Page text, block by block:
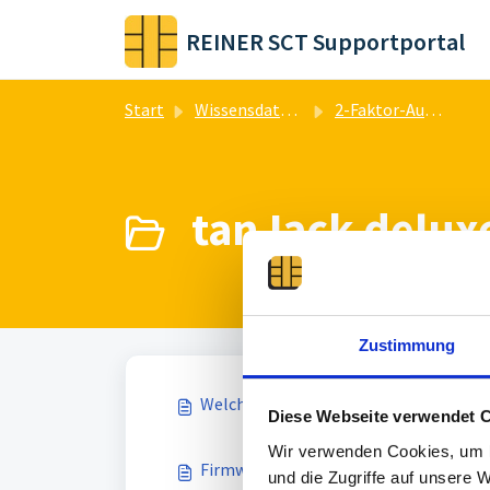
Zustimmung
Diese Webseite verwendet
Wir verwenden Cookies,
und die Zugriffe auf unsere
Zum hauptsächlichen Inhalt gehen
REINER SCT Supportportal
Start Wissensdatenbank 2-Faktor-Authentisierung
tanJack
Welche Anwendungen können durch
Firmwareupdate tanJack deluxe über